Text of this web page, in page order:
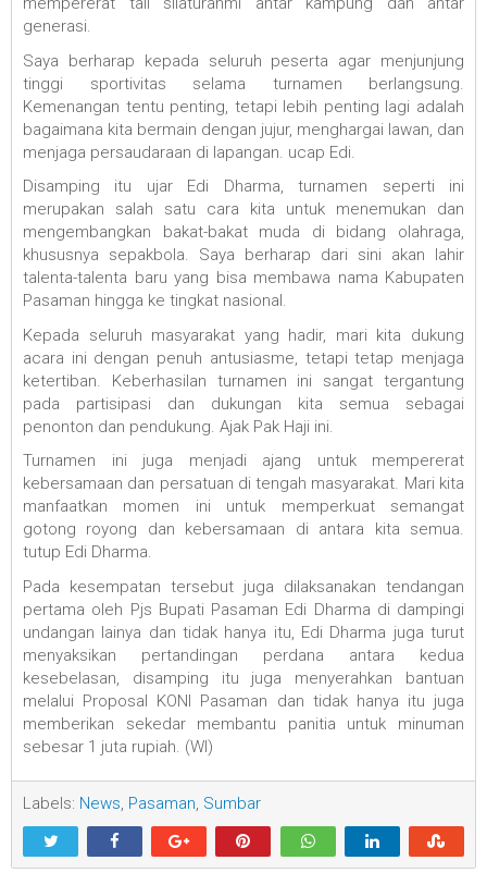
generasi.
Saya berharap kepada seluruh peserta agar menjunjung
tinggi sportivitas selama turnamen berlangsung.
Kemenangan tentu penting, tetapi lebih penting lagi adalah
bagaimana kita bermain dengan jujur, menghargai lawan, dan
menjaga persaudaraan di lapangan. ucap Edi.
Disamping itu ujar Edi Dharma, turnamen seperti ini
merupakan salah satu cara kita untuk menemukan dan
mengembangkan bakat-bakat muda di bidang olahraga,
khususnya sepakbola. Saya berharap dari sini akan lahir
talenta-talenta baru yang bisa membawa nama Kabupaten
Pasaman hingga ke tingkat nasional.
Kepada seluruh masyarakat yang hadir, mari kita dukung
acara ini dengan penuh antusiasme, tetapi tetap menjaga
ketertiban. Keberhasilan turnamen ini sangat tergantung
pada partisipasi dan dukungan kita semua sebagai
penonton dan pendukung. Ajak Pak Haji ini.
Turnamen ini juga menjadi ajang untuk mempererat
kebersamaan dan persatuan di tengah masyarakat. Mari kita
manfaatkan momen ini untuk memperkuat semangat
gotong royong dan kebersamaan di antara kita semua.
tutup Edi Dharma.
Pada kesempatan tersebut juga dilaksanakan tendangan
pertama oleh Pjs Bupati Pasaman Edi Dharma di dampingi
undangan lainya dan tidak hanya itu, Edi Dharma juga turut
menyaksikan pertandingan perdana antara kedua
kesebelasan, disamping itu juga menyerahkan bantuan
melalui Proposal KONI Pasaman dan tidak hanya itu juga
memberikan sekedar membantu panitia untuk minuman
sebesar 1 juta rupiah. (Wl)
Labels: News, Pasaman, Sumbar